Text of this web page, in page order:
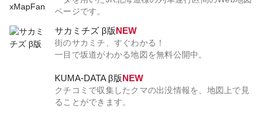
ページです。
サカミチズ β版NEW
街のサカミチ、すぐわかる！
一目で坂道がわかる地図を無料公開中。
KUMA-DATA β版NEW
クチコミで収集したクマの出没情報を、地図上で見
ることができます。